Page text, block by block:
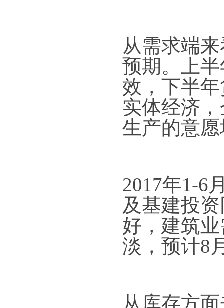
从需求端
预期。上
效，下半
实体经济
生产的意
2017年1-6
及基建投
好，建筑
淡，预计8
从库存方